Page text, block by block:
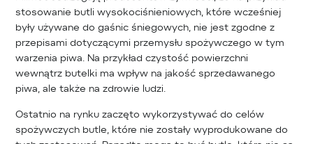
stosowanie butli wysokociśnieniowych, które wcześniej
były używane do gaśnic śniegowych, nie jest zgodne z
przepisami dotyczącymi przemysłu spożywczego w tym
warzenia piwa. Na przykład czystość powierzchni
wewnątrz butelki ma wpływ na jakość sprzedawanego
piwa, ale także na zdrowie ludzi.
Ostatnio na rynku zaczęto wykorzystywać do celów
spożywczych butle, które nie zostały wyprodukowane do